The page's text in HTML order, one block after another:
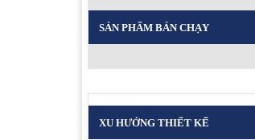
Giá bán :
SẢN PHẨM BÁN CHẠY
XU HƯỚNG THIẾT KẾ